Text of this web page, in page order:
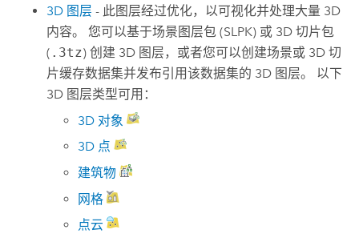
3D 图层 - 此图层经过优化，以可视化并处理大量 3D
内容。 您可以基于场景图层包 (SLPK) 或 3D 切片包
( .3tz) 创建 3D 图层，或者您可以创建场景或 3D 切
片缓存数据集并发布引用该数据集的 3D 图层。 以下
3D 图层类型可用：
3D 对象
3D 点
建筑物
网格
点云